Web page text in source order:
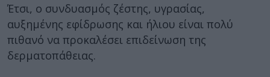
Έτσι, ο συνδυασμός ζέστης, υγρασίας,
αυξημένης εφίδρωσης και ήλιου είναι πολύ
πιθανό να προκαλέσει επιδείνωση της
δερματοπάθειας.